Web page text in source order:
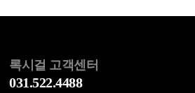
록시걸 고객센터
031.522.4488